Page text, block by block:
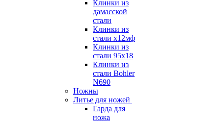
Клинки из
дамасской
стали
Клинки из
стали х12мф
Клинки из
стали 95х18
Клинки из
стали Bohler
N690
Ножны
Литье для ножей
Гарда для
ножа